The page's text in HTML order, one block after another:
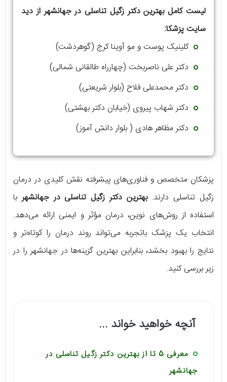
لیست کامل بهترین دکتر زگیل تناسلی در جهانشهر از دید
سایت پزشکا:
کلینیک پوست و مو آوینا کرج (گوهردشت)
دکتر علی ناصربخت (چهارراه طالقانی شمالی)
دکتر محمدعلی فلاح (بلوار شریعتی)
دکتر شهاب پیروی (خیابان دکتر بهشتی)
دکتر مظاهر هادی ( بلوار دانش آموز)
پزشکان متخصص و فناوری‌های پیشرفته نقش کلیدی در درمان
زگیل تناسلی دارند.بهترین دکتر زگیل تناسلی در جهانشهربا
استفاده از روش‌های نوین، درمان مؤثر و ایمنی ارائه می‌دهد.
انتخاب یک پزشک باتجربه می‌تواند روند درمان را کوتاه‌تر و
نتایج را بهبود بخشد، بنابراین بهترین گزینه‌ها در جهانشهر را در
زیر بررسی کنید.
آنچه خواهید خواند ...
معرفی 5 تا از بهترین دکتر زگیل تناسلی در
جهانشهر